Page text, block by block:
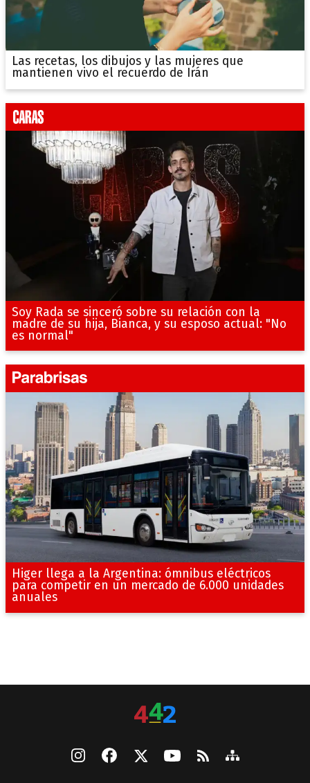
Las recetas, los dibujos y las mujeres que
mantienen vivo el recuerdo de Irán
Soy Rada se sinceró sobre su relación con la
madre de su hija, Bianca, y su esposo actual: "No
es normal"
Higer llega a la Argentina: ómnibus eléctricos
para competir en un mercado de 6.000 unidades
anuales